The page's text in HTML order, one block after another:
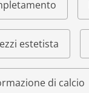
estetista
di calcio